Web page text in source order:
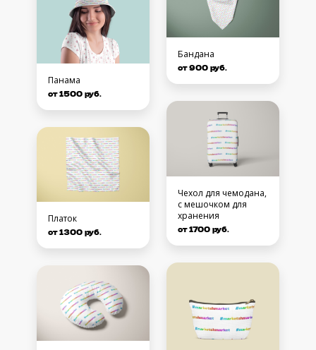
Панама
от 1500 руб.
Платок
от 1300 руб.
Бандана
от 900 руб.
Чехол для чемодана,
с мешочком для
хранения
от 1700 руб.